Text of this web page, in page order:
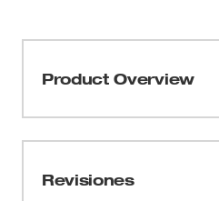
Product Overview
cuenta y tener un mayor
Revisiones